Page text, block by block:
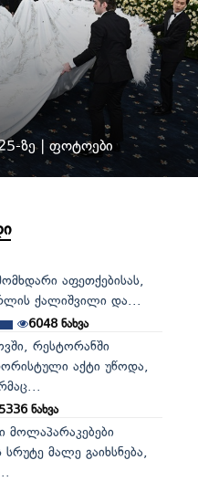
ზე | ფოტოები
აფეთქებისას,
ქალიშვილი და...
6048 ნახვა
რესტორანში
აქტი უწოდა,
ნახვა
მოლაპარაკებები
მალე გაიხსნება,